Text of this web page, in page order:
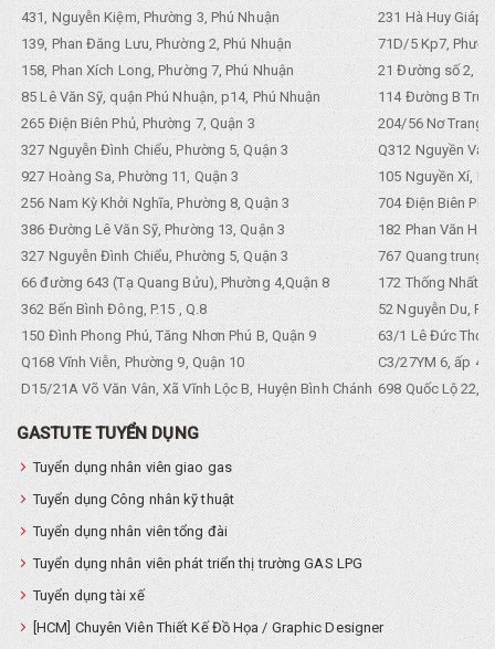
431, Nguyễn Kiệm, Phường 3, Phú Nhuận
231 Hà Huy Giáp,
139, Phan Đăng Lưu, Phường 2, Phú Nhuận
71D/5 Kp7,
158, Phan Xích Long, Phường 7, Phú Nhuận
21 Đường số 2,
85 Lê Văn Sỹ, quận Phú Nhuận, p14, Phú Nhuận
114 Đường B
265 Điện Biên Phủ, Phường 7, Quận 3
204/56 Nơ Trang
327 Nguyễn Đình Chiểu, Phường 5, Quận 3
Q312 Nguyền
927 Hoàng Sa, Phường 11, Quận 3
105 Nguyền Xí,
256 Nam Kỳ Khởi Nghĩa, Phường 8, Quận 3
704 Điện Biên
386 Đường Lê Văn Sỹ, Phường 13, Quận 3
182 Phan Văn
327 Nguyễn Đình Chiểu, Phường 5, Quận 3
767 Quang trung,
66 đường 643 (Tạ Quang Bửu), Phường 4,Quận 8
172 Thống Nhất.
362 Bến Bình Đông, P.15 , Q.8
52 Nguyễn Du,
150 Đình Phong Phú, Tăng Nhơn Phú B, Quận 9
63/1 Lê Đức Thọ,
Q168 Vĩnh Viễn, Phường 9, Quận 10
C3/27YM 6, ấp 4,
D15/21A Võ Văn Vân, Xã Vĩnh Lộc B, Huyện Bình Chánh 698 Quốc Lộ 22,
GASTUTE TUYỂN DỤNG
Tuyển dụng nhân viên giao gas
Tuyển dụng Công nhân kỹ thuật
Tuyển dụng nhân viên tổng đài
Tuyển dụng nhân viên phát triển thị trường GAS LPG
Tuyển dụng tài xế
[HCM] Chuyên Viên Thiết Kế Đồ Họa / Graphic Designer